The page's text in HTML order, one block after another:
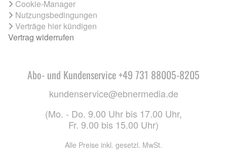
Cookie-Manager
Nutzungsbedingungen
Verträge hier kündigen
Vertrag widerrufen
Abo- und Kundenservice +49 731 88005-8205
kundenservice@ebnermedia.de
(Mo. - Do. 9.00 Uhr bis 17.00 Uhr,
Fr. 9.00 bis 15.00 Uhr)
Alle Preise inkl. gesetzl. MwSt.